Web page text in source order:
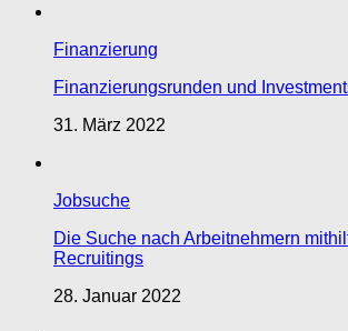
Finanzierung
Finanzierungsrunden und
31. März 2022
Jobsuche
Die Suche nach Arbeitnehmern
Recruitings
28. Januar 2022